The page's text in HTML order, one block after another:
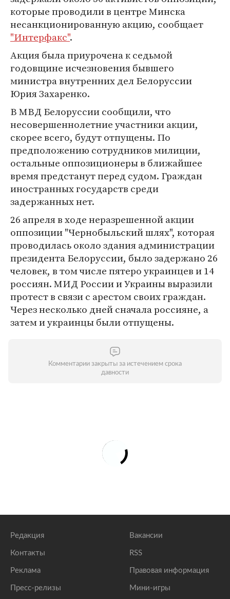
которые проводили в центре Минска
несанкционированную акцию, сообщает
"Интерфакс".
Акция была приурочена к седьмой
годовщине исчезновения бывшего
министра внутренних дел Белоруссии
Юрия Захаренко.
В МВД Белоруссии сообщили, что
несовершеннолетние участники акции,
скорее всего, будут отпущены. По
предположению сотрудников милиции,
остальные оппозиционеры в ближайшее
время предстанут перед судом. Граждан
иностранных государств среди
задержанных нет.
26 апреля в ходе неразрешенной акции
оппозиции "Чернобыльский шлях", которая
проводилась около здания администрации
президента Белоруссии, было задержано 26
человек, в том числе пятеро украинцев и 14
россиян. МИД России и Украины выразили
протест в связи с арестом своих граждан.
Через несколько дней сначала россияне, а
затем и украинцы были отпущены.
Комментарии закрыты за истечением срока
давности
Редакция
Контакты
Реклама
Пресс-релизы
Вакансии
RSS
Правовая информация
Мини-игры